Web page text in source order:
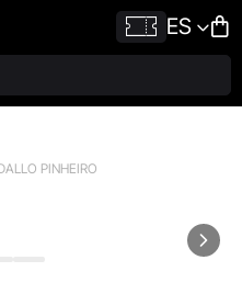
ES
PINHEIRO